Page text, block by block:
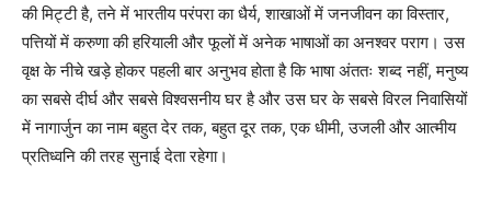
की मिट्टी है, तने में भारतीय परंपरा का धैर्य, शाखाओं में जनजीवन का विस्तार,
पत्तियों में करुणा की हरियाली और फूलों में अनेक भाषाओं का अनश्वर पराग। उस
वृक्ष के नीचे खड़े होकर पहली बार अनुभव होता है कि भाषा अंततः शब्द नहीं, मनुष्य
का सबसे दीर्घ और सबसे विश्वसनीय घर है और उस घर के सबसे विरल निवासियों
में नागार्जुन का नाम बहुत देर तक, बहुत दूर तक, एक धीमी, उजली और आत्मीय
प्रतिध्वनि की तरह सुनाई देता रहेगा।